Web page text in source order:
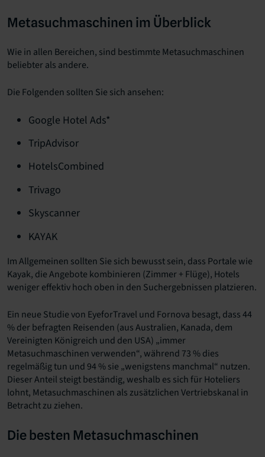
Metasuchmaschinen im Überblick
Wie in allen Bereichen, sind bestimmte Metasuchmaschinen
beliebter als andere.
Die Folgenden sollten Sie sich ansehen:
Google Hotel Ads*
TripAdvisor
HotelsCombined
Trivago
Skyscanner
KAYAK
Im Allgemeinen sollten Sie sich bewusst sein, dass Portale wie
Kayak, die Angebote kombinieren (Zimmer + Flüge), Hotels
weniger effektiv hoch oben in den Suchergebnissen platzieren.
Ein neue Studie von EyeforTravel und Fornova besagt, dass 44
% der befragten Reisenden (aus Australien, Kanada, dem
Vereinigten Königreich und den USA) „immer
Metasuchmaschinen verwenden“, während 73 % dies
regelmäßig tun und 94 % sie „wenigstens manchmal“ nutzen.
Dieser Anteil steigt beständig, weshalb es sich für Hoteliers
lohnt, Metasuchmaschinen als zusätzlichen Vertriebskanal in
Betracht zu ziehen.
Die besten Metasuchmaschinen